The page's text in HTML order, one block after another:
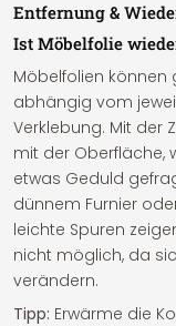
Entfernung &
Ist Möbelfolie
Möbelfolien können
abhängig vom
Verklebung. Mit der
mit der Oberfläche,
etwas Geduld
dünnem Furnier
leichte Spuren
nicht möglich, da
verändern.
Tipp: Erwärme die